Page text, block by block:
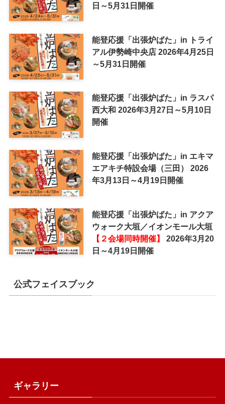
日～5月31日開催
能登応援「出張炉ばた」in トライ
アル伊勢崎中央店 2026年4月25日
～5月31日開催
能登応援「出張炉ばた」in ラスパ
西大和 2026年3月27日～5月10日
開催
能登応援「出張炉ばた」in エキマ
エアキチ特設会場（三田） 2026
年3月13日～4月19日開催
能登応援「出張炉ばた」in アクア
ウォーク大垣／イオンモール大垣
【２会場同時開催】
2026年3月20
日～4月19日開催
公式フェイスブック
ギャラリー